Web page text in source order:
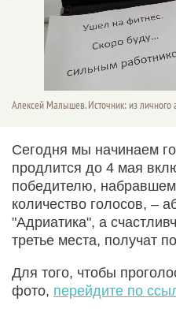
Алексей Малышев. Источник: из личного
Сегодня мы начинаем
продлится до 4 мая
победителю,
количество голосов, –
"Адриатика", а
третье места, получат
Для того, чтобы
фото, перейдите по